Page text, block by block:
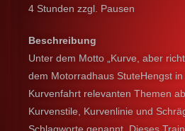
4 Stunden zzgl. Pausen
Beschreibung
Unter dem Motto „Kurve, aber
dem Motorradhaus StuteHengst
Kurvenfahrt relevanten Themen
Kurvenstile, Kurvenlinie und